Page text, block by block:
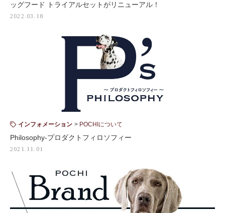
ッグフード トライアルセットがリニューアル！
2022.03.18
インフォメーション POCHIについて
Philosophy-プロダクトフィロソフィー
2021.11.01